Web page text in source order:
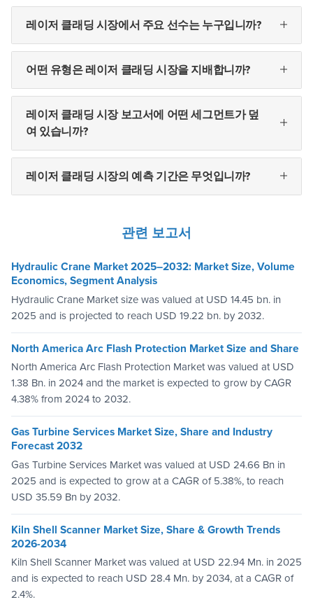
레이저 클래딩 시장에서 주요 선수는 누구입니까?
어떤 유형은 레이저 클래딩 시장을 지배합니까?
레이저 클래딩 시장 보고서에 어떤 세그먼트가 덮
여 있습니까?
레이저 클래딩 시장의 예측 기간은 무엇입니까?
관련 보고서
Hydraulic Crane Market 2025–2032: Market Size, Volume
Economics, Segment Analysis
Hydraulic Crane Market size was valued at USD 14.45 bn. in
2025 and is projected to reach USD 19.22 bn. by 2032.
North America Arc Flash Protection Market Size and Share
North America Arc Flash Protection Market was valued at USD
1.38 Bn. in 2024 and the market is expected to grow by CAGR
4.38% from 2024 to 2032.
Gas Turbine Services Market Size, Share and Industry
Forecast 2032
Gas Turbine Services Market was valued at USD 24.66 Bn in
2025 and is expected to grow at a CAGR of 5.38%, to reach
USD 35.59 Bn by 2032.
Kiln Shell Scanner Market Size, Share & Growth Trends
2026-2034
Kiln Shell Scanner Market was valued at USD 22.94 Mn. in 2025
and is expected to reach USD 28.4 Mn. by 2034, at a CAGR of
2.4%.